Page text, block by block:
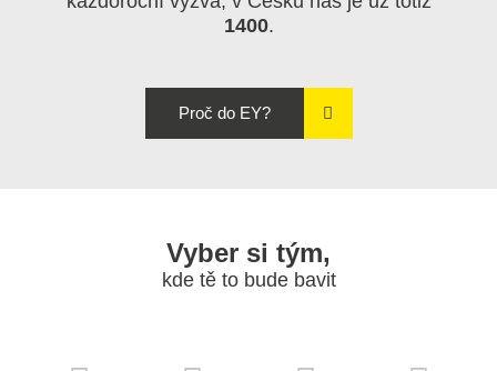
1400.
Proč do EY?
Vyber si tým,
kde tě to bude bavit